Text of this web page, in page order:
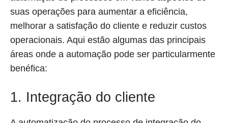
suas operações para aumentar a eficiência,
melhorar a satisfação do cliente e reduzir custos
operacionais. Aqui estão algumas das principais
áreas onde a automação pode ser particularmente
benéfica:
1. Integração do cliente